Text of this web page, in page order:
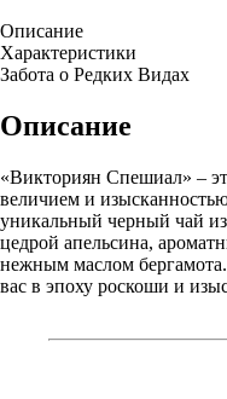
Описание
Характеристики
Забота о Редких Видах
Описание
«Викториян Спешиал» –
величием и
уникальный черный чай
цедрой апельсина,
нежным маслом
вас в эпоху роскоши и